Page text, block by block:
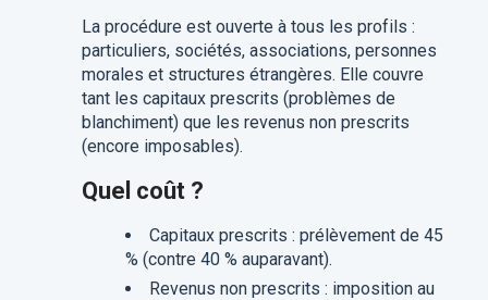
La procédure est ouverte à tous les profils :
particuliers, sociétés, associations, personnes
morales et structures étrangères. Elle couvre
tant les capitaux prescrits (problèmes de
blanchiment) que les revenus non prescrits
(encore imposables).
Quel coût ?
Capitaux prescrits : prélèvement de 45
% (contre 40 % auparavant).
Revenus non prescrits : imposition au